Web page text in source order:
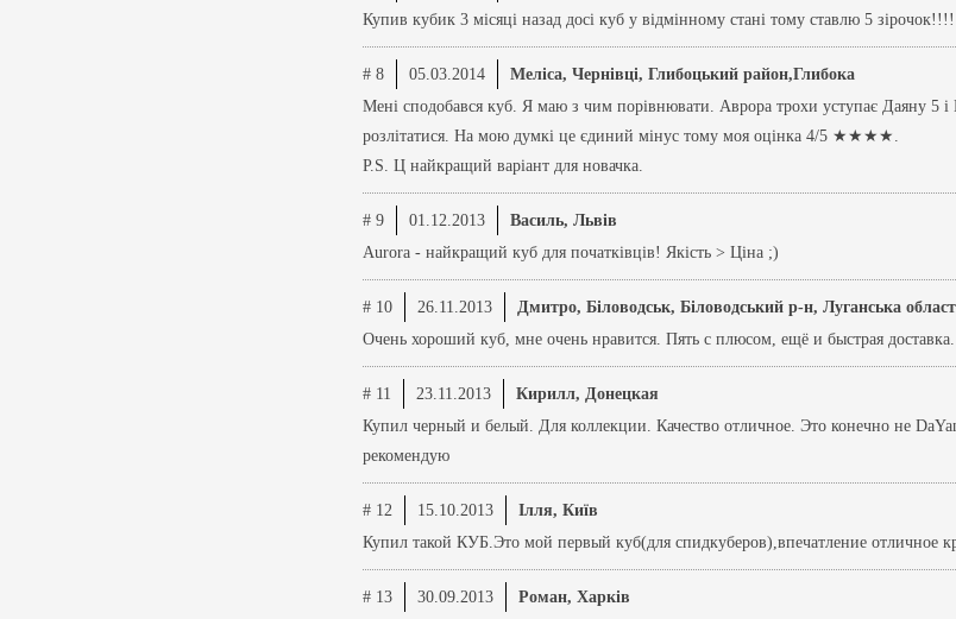
Купив кубик 3 місяці назад досі куб у відмінному стані тому ставлю 5 зірочок!!!!
# 8 05.03.2014
Меліса, Чернівці, Глибоцький район,Глибока
Мені сподобався куб. Я маю з чим порівнювати. Аврора трохи уступає Даяну 5
розлітатися. На мою думкі це єдиний мінус тому моя оцінка 4/5 ★★★★.
P.S. Ц найкращий варіант для новачка.
# 9 01.12.2013
Василь, Львів
Aurora - найкращий куб для початківців! Якість > Ціна ;)
# 10 26.11.2013
Дмитро, Біловодськ, Біловодський р-н, Луганська
Очень хороший куб, мне очень нравится. Пять с плюсом, ещё и быстрая доставка.
# 11 23.11.2013
Кирилл, Донецкая
Купил черный и белый. Для коллекции. Качество отличное. Это конечно не
рекомендую
# 12 15.10.2013
Ілля, Київ
Купил такой КУБ.Это мой первый куб(для спидкуберов),впечатление
# 13 30.09.2013
Роман, Харків